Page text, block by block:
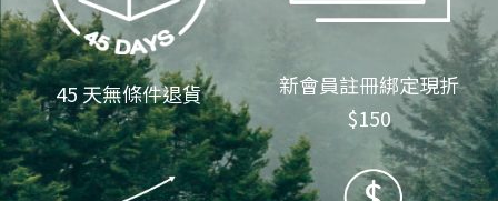
45 天無條件退貨
新會員註冊綁定現折
$150